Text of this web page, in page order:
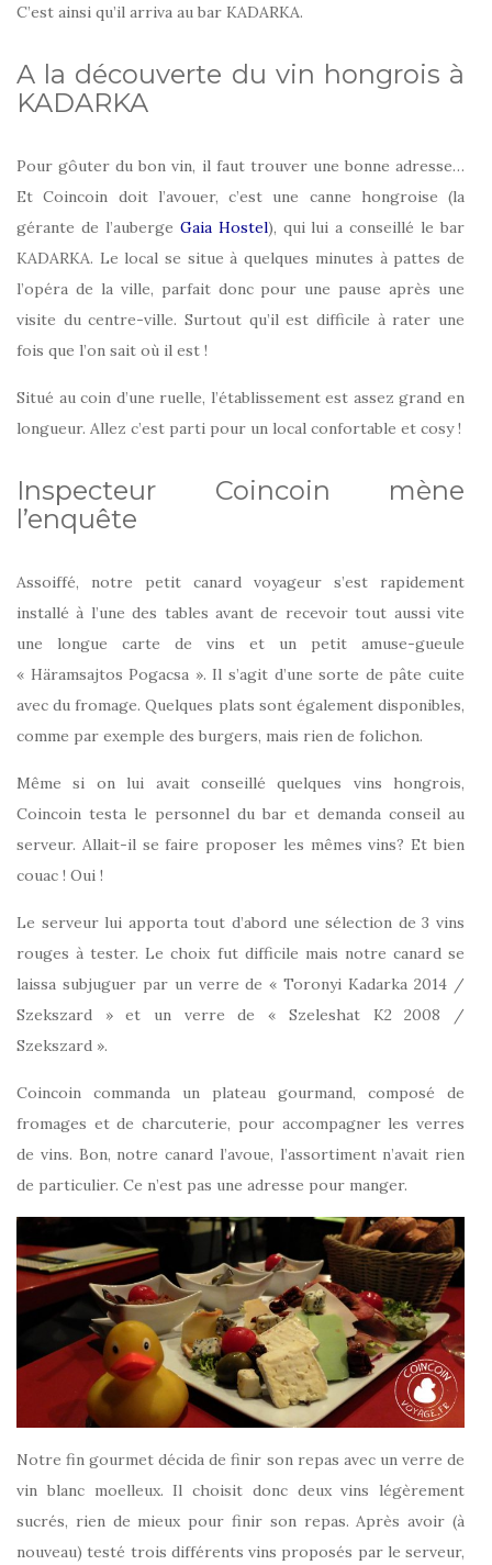
C’est ainsi qu’il arriva au bar KADARKA.
A la découverte du vin hongrois à
KADARKA
Pour gôuter du bon vin, il faut trouver une bonne adresse…
Et Coincoin doit l’avouer, c’est une canne hongroise (la
gérante de l’auberge Gaia Hostel), qui lui a conseillé le bar
KADARKA. Le local se situe à quelques minutes à pattes de
l’opéra de la ville, parfait donc pour une pause après une
visite du centre-ville. Surtout qu’il est difficile à rater une
fois que l’on sait où il est !
Situé au coin d’une ruelle, l’établissement est assez grand en
longueur. Allez c’est parti pour un local confortable et cosy !
Inspecteur Coincoin mène
l’enquête
Assoiffé, notre petit canard voyageur s’est rapidement
installé à l’une des tables avant de recevoir tout aussi vite
une longue carte de vins et un petit amuse-gueule
« Häramsajtos Pogacsa ». Il s’agit d’une sorte de pâte cuite
avec du fromage. Quelques plats sont également disponibles,
comme par exemple des burgers, mais rien de folichon.
Même si on lui avait conseillé quelques vins hongrois,
Coincoin testa le personnel du bar et demanda conseil au
serveur. Allait-il se faire proposer les mêmes vins? Et bien
couac ! Oui !
Le serveur lui apporta tout d’abord une sélection de 3 vins
rouges à tester. Le choix fut difficile mais notre canard se
laissa subjuguer par un verre de « Toronyi Kadarka 2014 /
Szekszard » et un verre de « Szeleshat K2 2008 /
Szekszard ».
Coincoin commanda un plateau gourmand, composé de
fromages et de charcuterie, pour accompagner les verres
de vins. Bon, notre canard l’avoue, l’assortiment n’avait rien
de particulier. Ce n’est pas une adresse pour manger.
Notre fin gourmet décida de finir son repas avec un verre de
vin blanc moelleux. Il choisit donc deux vins légèrement
sucrés, rien de mieux pour finir son repas. Après avoir (à
nouveau) testé trois différents vins proposés par le serveur,